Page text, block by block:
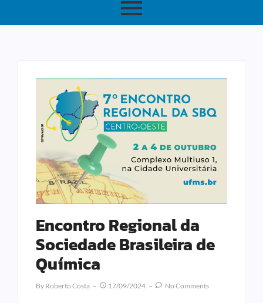
Encontro Regional da
Sociedade Brasileira de
Química
By Roberto Costa 17/09/2024 No Comments